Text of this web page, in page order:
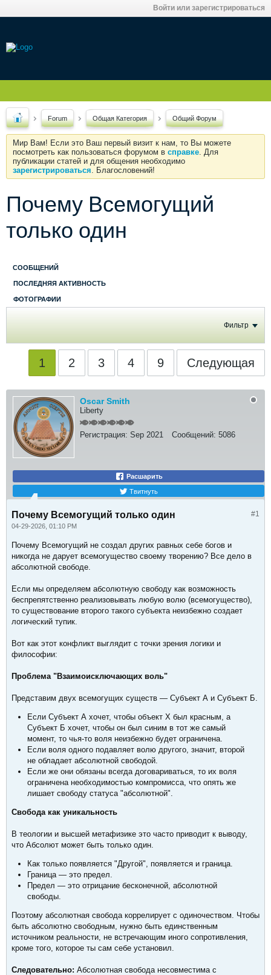
Войти или зарегистрироваться
Forum Общая Категория Общий Форум
Мир Вам! Если это Ваш первый визит к нам, то Вы можете
посмотреть как пользоваться форумом в справке. Для
публикации статей и для общения необходимо
зарегистрироваться. Благословений!
Почему Всемогущий
только один
СООБЩЕНИЙ
ПОСЛЕДНЯЯ АКТИВНОСТЬ
ФОТОГРАФИИ
Фильтр
1 2 3 4 9 Следующая
Oscar Smith
Liberty
Регистрация: Sep 2021 Сообщений: 5086
Расшарить
Твитнуть
#1
Почему Всемогущий только один
04-29-2026, 01:10 PM
Почему Всемогущий не создал других равных себе богов и
никогда не дарует всемогущество своему творению? Все дело в
абсолютной свободе.
Если мы определяем абсолютную свободу как возможность
беспрепятственно реализовывать любую волю (всемогущество),
то существование второго такого субъекта неизбежно создает
логический тупик.
Вот как этот конфликт выглядит с точки зрения логики и
философии:
Проблема "Взаимоисключающих воль"
Представим двух всемогущих существ — Субъект А и Субъект Б.
Если Субъект А хочет, чтобы объект Х был красным, а
Субъект Б хочет, чтобы он был синим в тот же самый
момент, то чья-то воля неизбежно будет ограничена.
Если воля одного подавляет волю другого, значит, второй
не обладает абсолютной свободой.
Если же они обязаны всегда договариваться, то их воля
ограничена необходимостью компромисса, что опять же
лишает свободу статуса "абсолютной".
Свобода как уникальность
В теологии и высшей метафизике это часто приводит к выводу,
что Абсолют может быть только один.
Как только появляется "Другой", появляется и граница.
Граница — это предел.
Предел — это отрицание бесконечной, абсолютной
свободы.
Поэтому абсолютная свобода коррелирует с одиночеством. Чтобы
быть абсолютно свободным, нужно быть единственным
источником реальности, не встречающим иного сопротивления,
кроме того, которое ты сам себе установил.
Следовательно: Абсолютная свобода несовместима с